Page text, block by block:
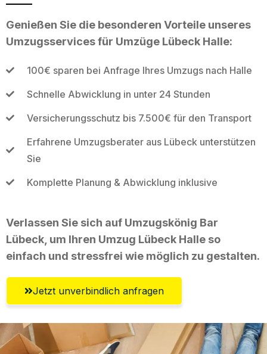
Genießen Sie die besonderen Vorteile unseres
Umzugsservices für Umzüge Lübeck Halle:
100€ sparen bei Anfrage Ihres Umzugs nach Halle
Schnelle Abwicklung in unter 24 Stunden
Versicherungsschutz bis 7.500€ für den Transport
Erfahrene Umzugsberater aus Lübeck unterstützen
Sie
Komplette Planung & Abwicklung inklusive
Verlassen Sie sich auf Umzugskönig Bar
Lübeck, um Ihren Umzug Lübeck Halle so
einfach und stressfrei wie möglich zu gestalten.
Jetzt unverbindlich anfragen